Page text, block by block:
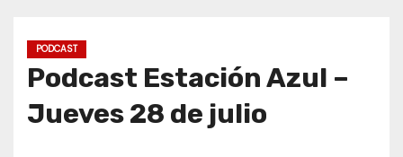
PODCAST
Podcast Estación Azul –
Jueves 28 de julio